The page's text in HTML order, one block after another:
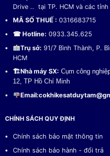
Drive .. tại TP. HCM và các tỉnh
MÃ SỐ THUẾ : 0316683715
☎ Hotline: 0933.345.625
Trụ sở: 91/7 Bình Thành, P.
HCM
🏗Nhà máy SX: Cụm công
12, TP Hồ Chí Minh
Email:
CHÍNH SÁCH QUY ĐỊNH
Chính sách bảo mật thông tin
Chính sách bảo hành - đổi trả